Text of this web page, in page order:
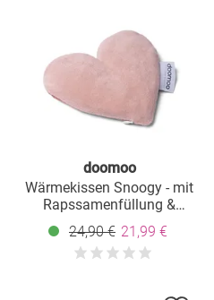
doomoo
Wärmekissen Snoogy - mit
Rapssamenfüllung &
Lavendelduft - Love Pink
24,90 € 21,99 €